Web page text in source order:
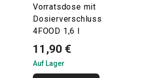
Vorratsdose mit
Dosierverschluss
4FOOD 1,6 l
11,90 €
Auf Lager